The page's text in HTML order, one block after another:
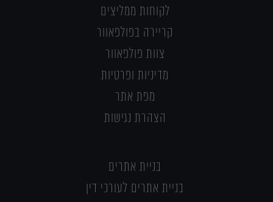
לקוחות ממליצים
קריירה בפולפאוור
צוות פולפאוור
מדיניות ופרטיות
מפת אתר
הצהרת נגישות
בניית אתרים
בניית אתרים לעורכי דין